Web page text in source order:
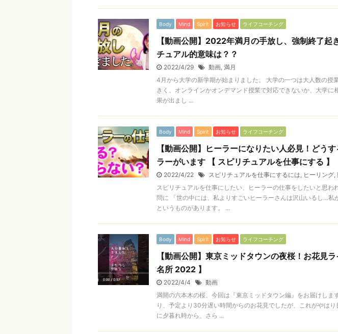
Body Mind Spirit お知らせ ライフコーチング
【動画公開】2022年満月の手放し、強制終了起
チュアル的意味は？？
2022/4/29 動画, 満月
4月から大学の新学期が始まりました。 大学の一つは大人数の授
きく、オンラインかオンデマンド授業で対応できないか、大学
果が出まし ...
Body Mind Spirit お知らせ ライフコーチング
【動画公開】ヒーラーになりたい人必見！どう
ラーがいます 【 スピリチュアルを仕事にする 】
2022/4/22 スピリチュアルを仕事にするには, ヒーリング,
スピリチュアルを仕事にしたい、ヒーラーの仕事をしたいと思わ
問に 「世の中には、私よりすごいヒーラーさんは沢山いるし…私
というものがあります。 ...
Body Mind Spirit お知らせ ライフコーチング
【動画公開】東京ミッドタウンの夜桜！お花見
名所 2022 】
2022/4/4
動画
満開の六本木の桜、今回は『東京ミッドタウン編』をお届けしま
り、予定より30分遅い時間からのお花見でしたが、これがやは
に夕暮れ時から、さら ...